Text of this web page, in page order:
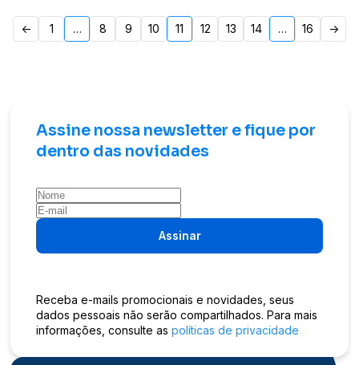
Paginação
<- 1 … 8 9 10 11 12 13 14 … 16 ->
Assine nossa newsletter e fique por
dentro das novidades
Assinar
Receba e-mails promocionais e novidades, seus
dados pessoais não serão compartilhados. Para mais
informações, consulte as políticas de privacidade